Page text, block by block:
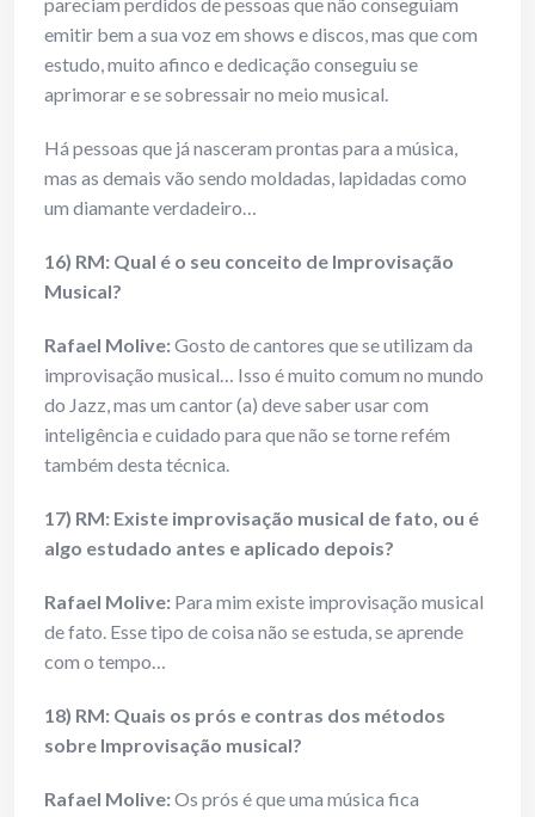
emitir bem a sua voz em shows e discos, mas que com
estudo, muito afinco e dedicação conseguiu se
aprimorar e se sobressair no meio musical.
Há pessoas que já nasceram prontas para a música,
mas as demais vão sendo moldadas, lapidadas como
um diamante verdadeiro…
16) RM: Qual é o seu conceito de Improvisação
Musical?
Rafael Molive:Gosto de cantores que se utilizam da
improvisação musical… Isso é muito comum no mundo
do Jazz, mas um cantor (a) deve saber usar com
inteligência e cuidado para que não se torne refém
também desta técnica.
17) RM: Existe improvisação musical de fato, ou é
algo estudado antes e aplicado depois?
Rafael Molive: Para mim existe improvisação musical
de fato. Esse tipo de coisa não se estuda, se aprende
com o tempo…
18) RM: Quais os prós e contras dos métodos
sobre Improvisação musical?
Rafael Molive:Os prós é que uma música fica